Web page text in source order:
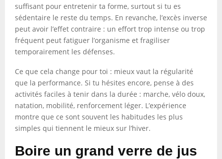
suffisant pour entretenir ta forme, surtout si tu es
sédentaire le reste du temps. En revanche, l’excès inverse
peut avoir l’effet contraire : un effort trop intense ou trop
fréquent peut fatiguer l’organisme et fragiliser
temporairement les défenses.
Ce que cela change pour toi : mieux vaut la régularité
que la performance. Si tu hésites encore, pense à des
activités faciles à tenir dans la durée : marche, vélo doux,
natation, mobilité, renforcement léger. L’expérience
montre que ce sont souvent les habitudes les plus
simples qui tiennent le mieux sur l’hiver.
Boire un grand verre de jus